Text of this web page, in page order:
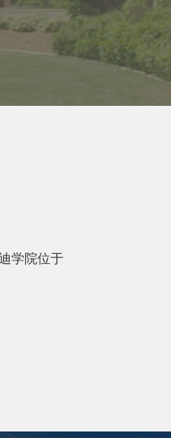
学院位于